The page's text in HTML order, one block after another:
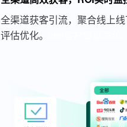
全渠道获客引流，聚合线上
评估优化。